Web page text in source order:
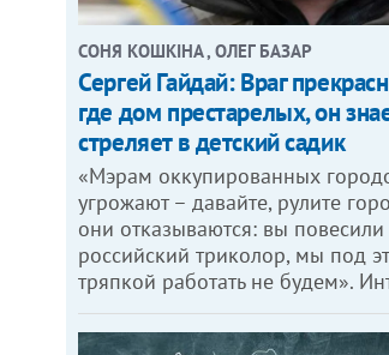
СОНЯ КОШКІНА , ОЛЕГ БАЗАР
Сергей Гайдай: Враг
где дом престарелых, он
стреляет в детский садик
«Мэрам оккупированных
угрожают – давайте, рулите
они отказываются: вы повесили
российский триколор, мы под
тряпкой работать не будем».